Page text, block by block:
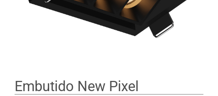
Embutido New Pixel